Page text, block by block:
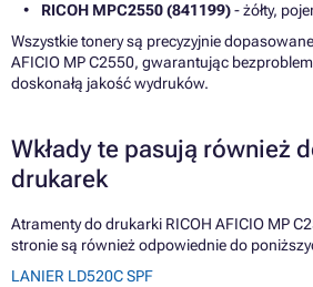
RICOH MPC2550 (841199)- żółty,
Wszystkie tonery są precyzyjnie
AFICIO MP C2550, gwarantując
doskonałą jakość wydruków.
Wkłady te pasują również
drukarek
Atramenty do drukarki RICOH AFICIO MP
stronie są również odpowiednie do
LANIER LD520C SPF